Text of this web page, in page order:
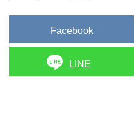
Facebook
LINE